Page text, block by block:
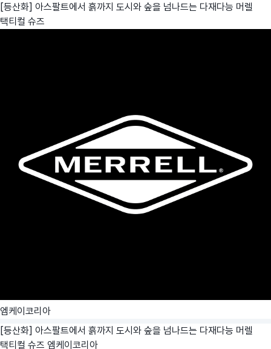
[등산화] 아스팔트에서 흙까지 도시와 숲을 넘나드는 다재다능 머렐
택티컬 슈즈
엠케이코리아
[등산화] 아스팔트에서 흙까지 도시와 숲을 넘나드는 다재다능 머렐
택티컬 슈즈 엠케이코리아